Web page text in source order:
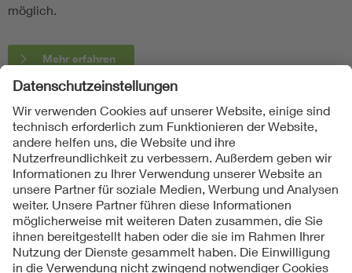
möglich.
Mehr erfahren
Folgen Sie uns
Kontakte